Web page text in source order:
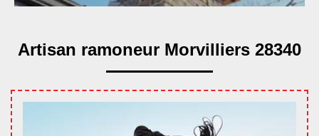
Artisan ramoneur Morvilliers 28340